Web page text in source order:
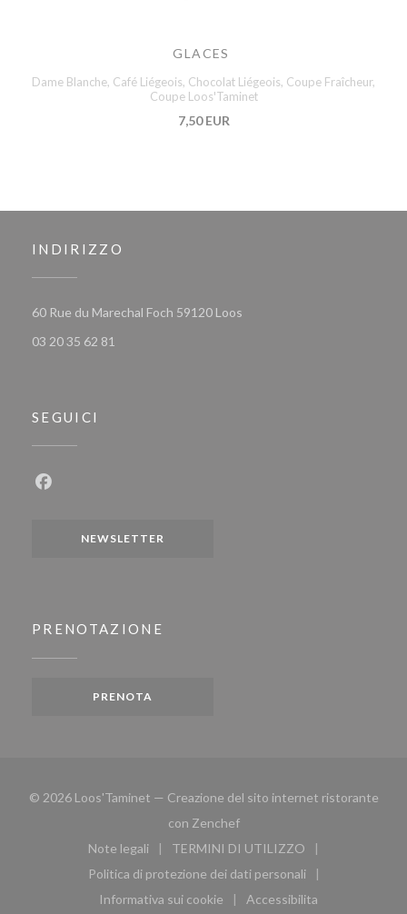
GLACES
Dame Blanche, Café Liégeois, Chocolat Liégeois, Coupe Fraîcheur,
Coupe Loos'Taminet
7,50 EUR
INDIRIZZO
60 Rue du Marechal Foch 59120 Loos
03 20 35 62 81
SEGUICI
NEWSLETTER
PRENOTAZIONE
PRENOTA
© 2026 Loos'Taminet — Creazione del sito internet ristorante
con Zenchef((apre una nuova finestra))
Note legali
((apre una nuova finestra))
TERMINI DI UTILIZZO
((apre una nuova finestra))
Politica di protezione dei dati personali
((apre una nuova finestra))
Informativa sui cookie
((apre una nuova finestra))
Accessibilita